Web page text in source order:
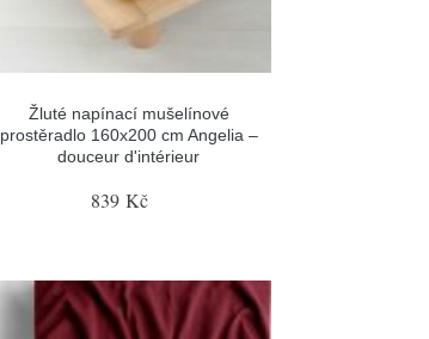
Žluté napínací mušelínové
prostěradlo 160x200 cm Angelia –
douceur d'intérieur
839 Kč